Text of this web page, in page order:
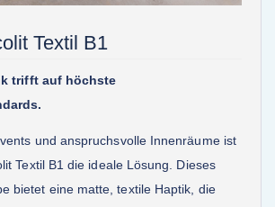
Textil B1
trifft auf höchste
und anspruchsvolle Innenräume ist
Textil B1 die ideale Lösung. Dieses
bietet eine matte, textile Haptik, die